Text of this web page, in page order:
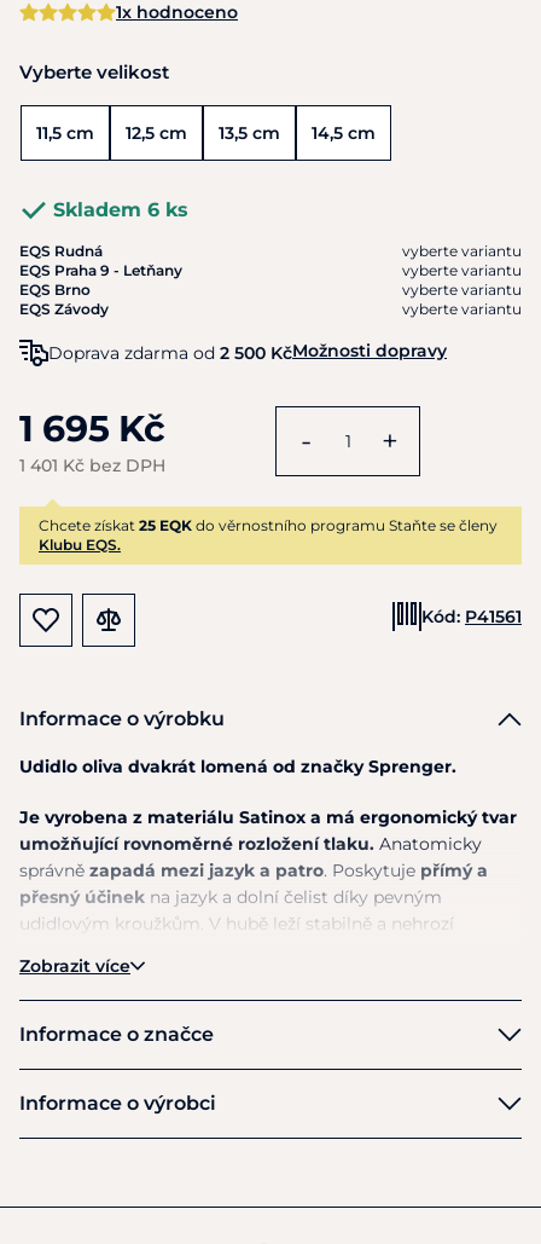
1x hodnoceno
Vyberte velikost
11,5 cm 12,5 cm 13,5 cm 14,5 cm
Skladem 6 ks
EQS Rudná
vyberte variantu
EQS Praha 9 - Letňany
vyberte variantu
EQS Brno
vyberte variantu
EQS Závody
vyberte variantu
Doprava zdarma od 2 500 KčMožnosti dopravy
1 695 Kč
1 401 Kč bez DPH
- +
Chcete získat 25 EQK do věrnostního programu Staňte se členy
Klubu EQS.
Kód: P41561
Informace o výrobku
Udidlo oliva dvakrát lomená od značky Sprenger.
Je vyrobena z materiálu Satinox a má ergonomický tvar
umožňující rovnoměrné rozložení tlaku. Anatomicky
správně zapadá mezi jazyk a patro. Poskytuje přímý a
přesný účinek na jazyk a dolní čelist díky pevným
udidlovým kroužkům. V hubě leží stabilně a nehrozí
kvalitu materiálů
poskytuje koni příjemný pocit na jazyku a podporuje
aktivitu koňské tlamy.
Zobrazit více
Informace o značce
Sprenger
Informace o výrobci
Alexanderstr 10-21